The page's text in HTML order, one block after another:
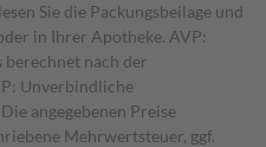
Sie die Packungsbeilage und
in Ihrer Apotheke. AVP:
nach der
Unverbindliche
angegebenen Preise
Mehrwertsteuer, ggf.